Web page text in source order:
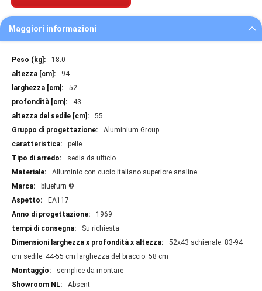
Maggiori informazioni
Maggiori
informazioni
18.0
94
52
43
55
Aluminium Group
pelle
sedia da ufficio
Alluminio con cuoio italiano superiore analine
bluefurn ©
EA117
1969
Su richiesta
52x43 schienale: 83-94
cm sedile: 44-55 cm larghezza del braccio: 58 cm
semplice da montare
Absent